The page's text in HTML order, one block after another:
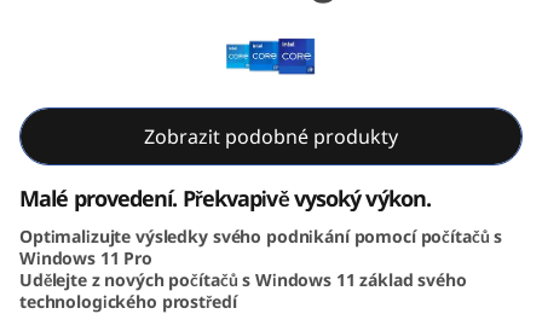
e
n
3
T
Zobrazit podobné produkty
Malé provedení. Překvapivě vysoký výkon.
Optimalizujte výsledky svého podnikání pomocí počítačů s
Windows 11 Pro
Udělejte z nových počítačů s Windows 11 základ svého
technologického prostředí